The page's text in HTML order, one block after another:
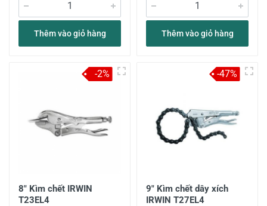
Thêm vào giỏ hàng Thêm vào giỏ hàng
8" Kìm chết IRWIN
T23EL4
-2%
9" Kìm chết dây xích
IRWIN T27EL4
-47%